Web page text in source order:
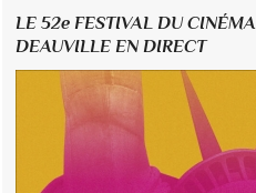
LE 52e FESTIVAL DU
DEAUVILLE EN DIRECT